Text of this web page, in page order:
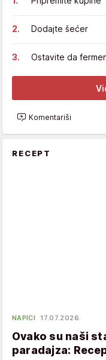
Dodajte šećer
Ostavite da
Komentariši
RECEPT
NAPICI 17.07.2026.
Ovako su naši
paradajza: